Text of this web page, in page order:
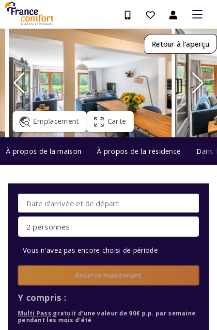
Retour à l'aperçu
Emplacement Carte
À propos de la maison À propos de la résidence Dans
2 personnes
Vous n'avez pas encore choisi de période
Reserve maintenant
Y compris :
Multi Pass gratuit d'une valeur de 90€ p.p. par semaine
pendant les mois d'été